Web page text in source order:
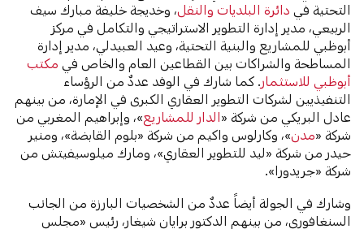
التحتية في دائرة البلديات والنقل ، وخديجة خليفة مبارك سيف
الربيعي، مدير إدارة التطوير الاستراتيجي والتكامل في مركز
أبوظبي للمشاريع والبنية التحتية، وعيد العبيدلي، مدير إدارة
المساطحة والشراكات بين القطاعين العام والخاص في مكتب
أبوظبي للاستثمار. كما شارك في الوفد عددٌ من الرؤساء
التنفيذيين لشركات التطوير العقاري الكبرى في الإمارة، من بينهم
عادل البريكي من شركة «الدار للمشاريع»، وإبراهيم المغربي من
شركة «مدن»، وكارلوس واكيم من شركة «بلوم القابضة»، ومنير
حيدر من شركة «ليد للتطوير العقاري»، ومارك ميلوسيفيتش من
شركة «جريدورا».
وشارك في الجولة أيضاً عددٌ من الشخصيات البارزة من الجانب
السنغافوري، من بينهم الدكتور برايان شيغار، رئيس «مجلس